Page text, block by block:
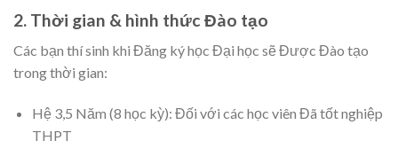
2. Thời gian & hình thức Đào tạo
Các bạn thí sinh khi Đăng ký học Đại học sẽ Được Đào tạo
trong thời gian:
Hệ 3,5 Năm (8 học kỳ): Đối với các học viên Đã tốt nghiệp
THPT